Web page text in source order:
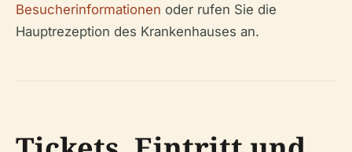
Besucherinformationen oder rufen Sie die
Hauptrezeption des Krankenhauses an.